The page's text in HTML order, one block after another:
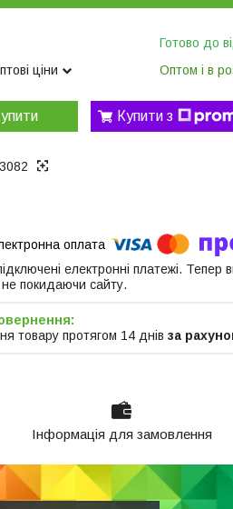
ціни
Готово до
Оптом і в
Купити з
електронні платежі.
покидаючи сайту.
товару протягом 14 днів за
Інформація для замовлення